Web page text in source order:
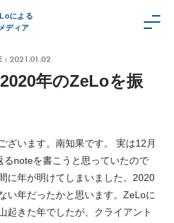
による
ディア
: 2021.01.02
年のZeLoを振
ざいます。南知果です。 実は12月
noteを書こうと思っていたので
に年が明けてしまいました。2020
い年だったかと思います。ZeLoに
起きた年でしたが、クライアント